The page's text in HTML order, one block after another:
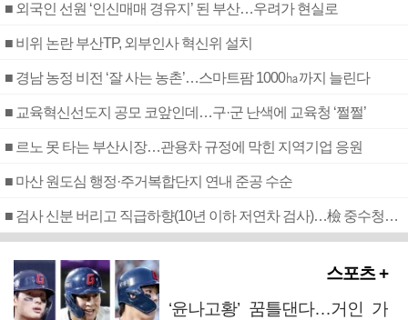
■ 외국인 선원 ‘인신매매 경유지’ 된 부산…우려가 현실로
■ 비위 논란 부산TP, 외부인사 혁신위 설치
■ 경남 농정 비전 ‘잘 사는 농촌’…스마트팜 1000㏊까지 늘린다
■ 교육혁신선도지 공모 코앞인데…구·군 난색에 교육청 ‘쩔쩔’
■ 르노 못 타는 부산시장…관용차 규정에 막힌 지역기업 응원
■ 마산 원도심 행정·주거복합단지 연내 준공 수순
■ 검사 신분 버리고 직급하향(10년 이하 저연차 검사)…檢 중수청행 기피
스포츠 +
‘윤나고황’ 꿈틀댄다…거인 가